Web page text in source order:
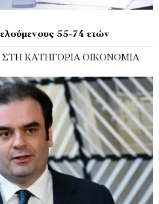
55-74 ετών
ΚΑΤΗΓΟΡΊΑ ΟΙΚΟΝΟΜΊΑ